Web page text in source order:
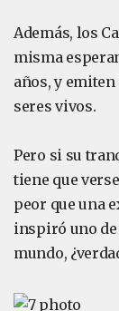
Además, los
misma
años, y
seres vivos.
Pero si su
tiene que
peor que una
inspiró uno
mundo,